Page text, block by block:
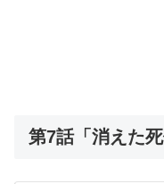
第7話「消えた死